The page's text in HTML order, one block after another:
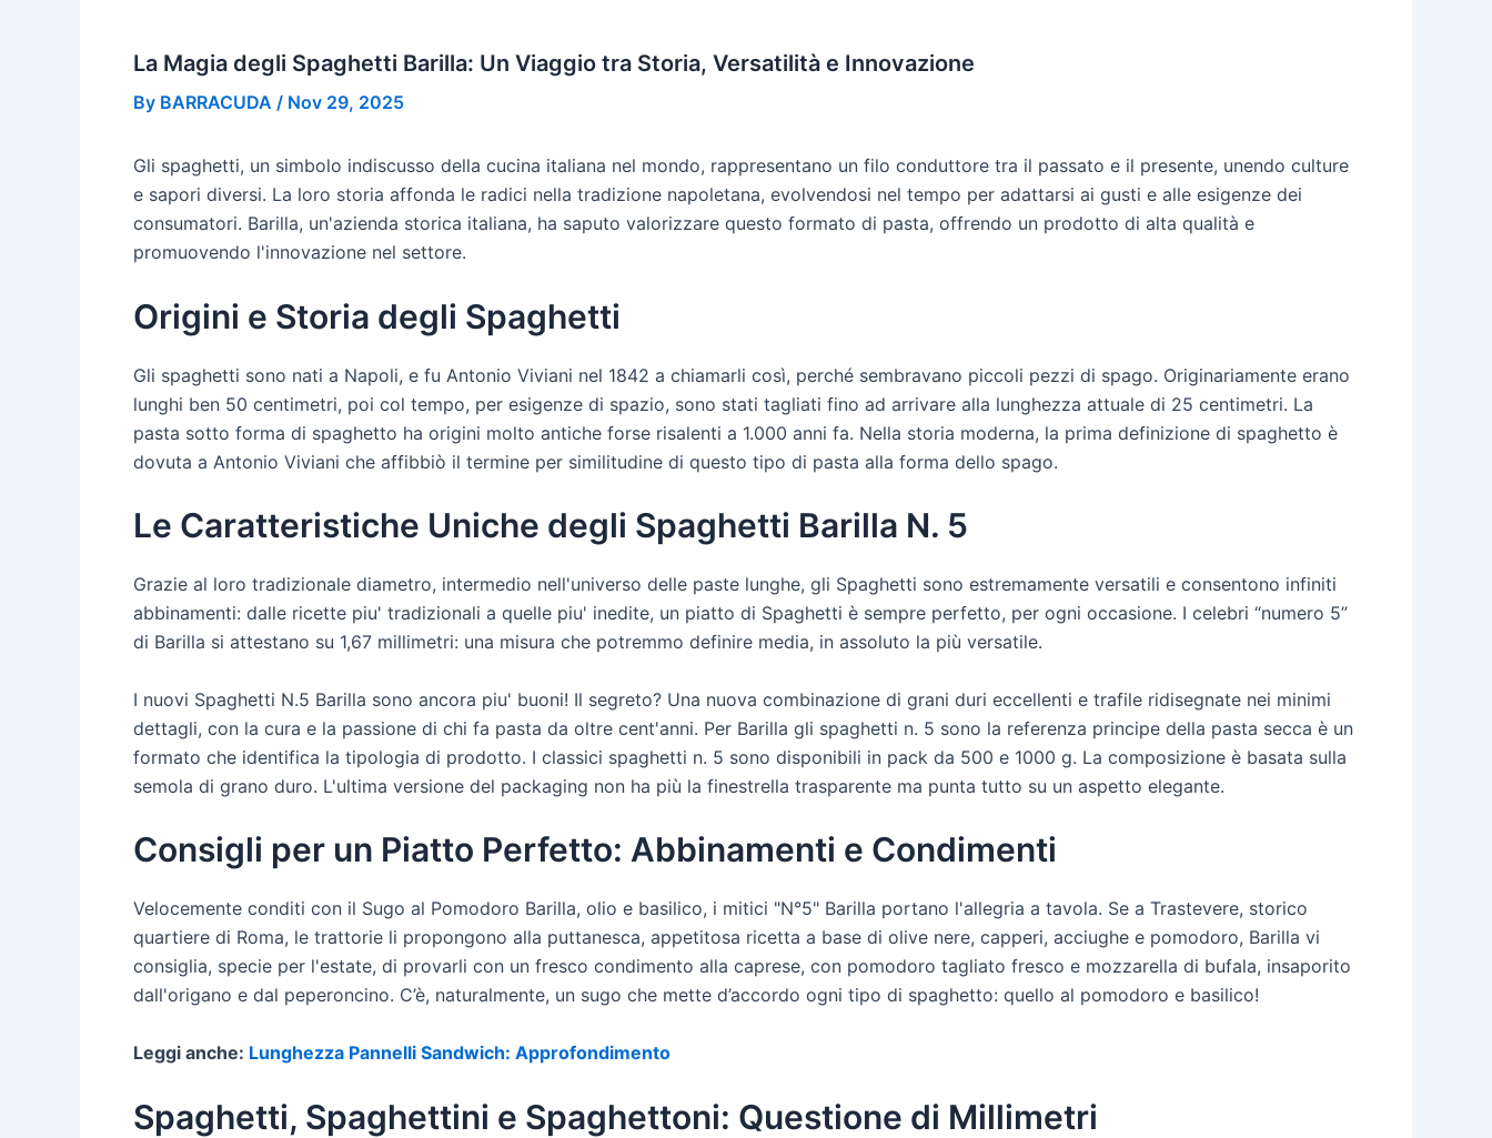
La Magia degli Spaghetti Barilla: Un Viaggio tra Storia, Versatilità e Innovazione
By BARRACUDA / Nov 29, 2025
Gli spaghetti, un simbolo indiscusso della cucina italiana nel mondo, rappresentano un filo conduttore tra il passato e il presente, unendo culture
e sapori diversi. La loro storia affonda le radici nella tradizione napoletana, evolvendosi nel tempo per adattarsi ai gusti e alle esigenze dei
consumatori. Barilla, un'azienda storica italiana, ha saputo valorizzare questo formato di pasta, offrendo un prodotto di alta qualità e
promuovendo l'innovazione nel settore.
Origini e Storia degli Spaghetti
Gli spaghetti sono nati a Napoli, e fu Antonio Viviani nel 1842 a chiamarli così, perché sembravano piccoli pezzi di spago. Originariamente erano
lunghi ben 50 centimetri, poi col tempo, per esigenze di spazio, sono stati tagliati fino ad arrivare alla lunghezza attuale di 25 centimetri. La
pasta sotto forma di spaghetto ha origini molto antiche forse risalenti a 1.000 anni fa. Nella storia moderna, la prima definizione di spaghetto è
dovuta a Antonio Viviani che affibbiò il termine per similitudine di questo tipo di pasta alla forma dello spago.
Le Caratteristiche Uniche degli Spaghetti Barilla N. 5
Grazie al loro tradizionale diametro, intermedio nell'universo delle paste lunghe, gli Spaghetti sono estremamente versatili e consentono infiniti
abbinamenti: dalle ricette piu' tradizionali a quelle piu' inedite, un piatto di Spaghetti è sempre perfetto, per ogni occasione. I celebri “numero 5”
di Barilla si attestano su 1,67 millimetri: una misura che potremmo definire media, in assoluto la più versatile.
I nuovi Spaghetti N.5 Barilla sono ancora piu' buoni! Il segreto? Una nuova combinazione di grani duri eccellenti e trafile ridisegnate nei minimi
dettagli, con la cura e la passione di chi fa pasta da oltre cent'anni. Per Barilla gli spaghetti n. 5 sono la referenza principe della pasta secca è un
formato che identifica la tipologia di prodotto. I classici spaghetti n. 5 sono disponibili in pack da 500 e 1000 g. La composizione è basata sulla
semola di grano duro. L'ultima versione del packaging non ha più la finestrella trasparente ma punta tutto su un aspetto elegante.
Consigli per un Piatto Perfetto: Abbinamenti e Condimenti
Velocemente conditi con il Sugo al Pomodoro Barilla, olio e basilico, i mitici "N°5" Barilla portano l'allegria a tavola. Se a Trastevere, storico
quartiere di Roma, le trattorie li propongono alla puttanesca, appetitosa ricetta a base di olive nere, capperi, acciughe e pomodoro, Barilla vi
consiglia, specie per l'estate, di provarli con un fresco condimento alla caprese, con pomodoro tagliato fresco e mozzarella di bufala, insaporito
dall'origano e dal peperoncino. C’è, naturalmente, un sugo che mette d’accordo ogni tipo di spaghetto: quello al pomodoro e basilico!
Leggi anche: Lunghezza Pannelli Sandwich: Approfondimento
Spaghetti, Spaghettini e Spaghettoni: Questione di Millimetri